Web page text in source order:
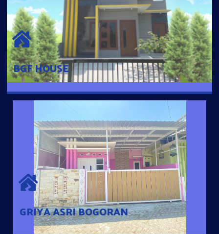
BGF HOUSE
BGF HOUSE
Hunian Mewah Pusat Kota dengan fasilitas Free Desain, Dapur,
Parkir Mobil dengan 3 Kamar Tidur dan 2 Kamar Mandi.
GRIYA ASRI BOGORAN
GRIYA ASRI BOGORAN
Desain Modern Minimalis dengan Konsep Rumah Pintar
Sehingga Memudahkan Penghuni mengakses rumahnya
dengan Ponsel